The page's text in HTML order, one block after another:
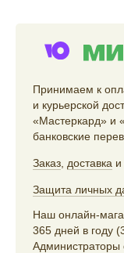
Принимаем к
и курьерской
«Мастеркард» и
банковские
Заказ доставка и
Защита личных
Наш онлайн-
365 дней в году
Администраторы